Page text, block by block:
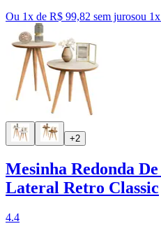
Ou 1x de R$ 99,82 sem jurosou 1
+2
Mesinha Redonda
Lateral Retro Classic
4.4